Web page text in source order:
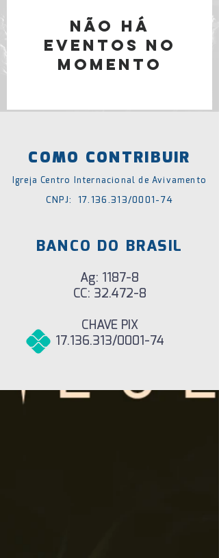
Não há
eventos no
momento
COMO CONTRIBUIR
Igreja Centro Internacional de Avivamento
CNPJ: 17.136.313/0001-74
BANCO DO BRASIL
Ag: 1187-8
CC: 32.472-8
CHAVE PIX
17.136.313/0001-74